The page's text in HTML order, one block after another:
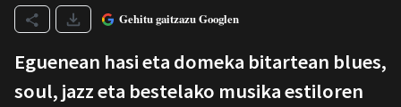
Gehitu gaitzazu Googlen
Eguenean hasi eta domeka bitartean blues,
soul, jazz eta bestelako musika estiloren